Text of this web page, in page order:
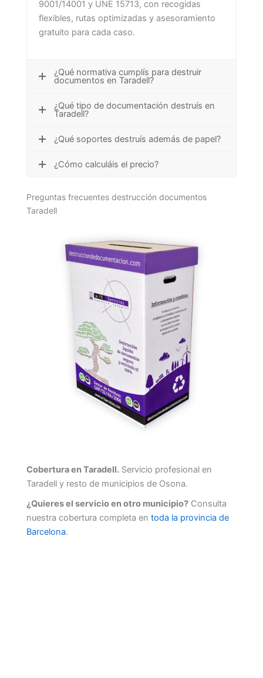
9001/14001 y UNE 15713, con recogidas
flexibles, rutas optimizadas y asesoramiento
gratuito para cada caso.
¿Qué normativa cumplís para destruir
documentos en Taradell?
¿Qué tipo de documentación destruís en
Taradell?
¿Qué soportes destruís además de papel?
¿Cómo calculáis el precio?
Preguntas frecuentes destrucción documentos
Taradell
Cobertura en Taradell. Servicio profesional en
Taradell y resto de municipios de Osona.
¿Quieres el servicio en otro municipio? Consulta
nuestra cobertura completa en toda la provincia de
Barcelona.